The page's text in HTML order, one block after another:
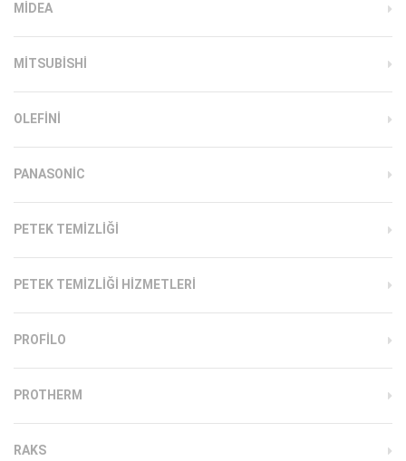
MIDEA
MITSUBISHI
OLEFINI
PANASONIC
PETEK TEMIZLIĞI
PETEK TEMIZLIĞI HIZMETLERI
PROFILO
PROTHERM
RAKS